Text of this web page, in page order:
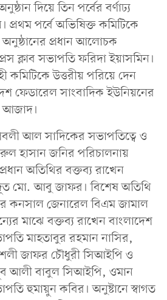
দিয়ে তিন পর্বের বর্ণাঢ্য
পর্বে অভিষিক্ত কমিটিকে
প্রধান আলোচক
ক্লাব সভাপতি ফরিদা ইয়াসমিন।
কমিটিকে উত্তরীয় পরিয়ে দেন
ফেডারেল সাংবাদিক ইউনিয়নের
আজাদ।
আল সাদিকের সভাপতিত্বে ও
হাসান জনির পরিচালনায়
অতিথির বক্তব্য রাখেন
মো. আবু জাফর। বিশেষ অতিথি
কনসাল জেনারেল বিএম জামাল
মাঝে বক্তব্য রাখেন বাংলাদেশ
মাহতাবুর রহমান নাসির,
জাফর চৌধুরী সিআইপি ও
আলী বাবুল সিআইপি, ওমান
হুমায়ুন কবির। অনুষ্টানে স্বাগত